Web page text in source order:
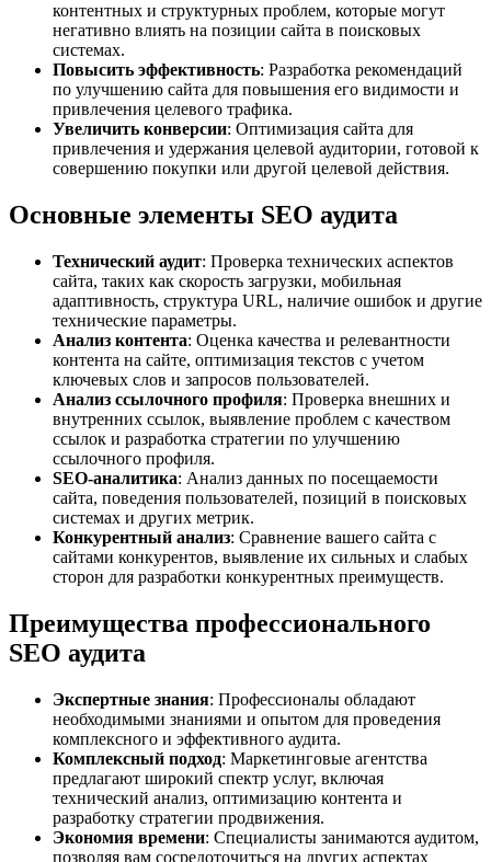
контентных и структурных проблем, которые могут
негативно влиять на позиции сайта в поисковых
системах.
Повысить эффективность: Разработка рекомендаций
по улучшению сайта для повышения его видимости и
привлечения целевого трафика.
Увеличить конверсии: Оптимизация сайта для
привлечения и удержания целевой аудитории, готовой к
совершению покупки или другой целевой действия.
Основные элементы SEO аудита
Технический аудит: Проверка технических аспектов
сайта, таких как скорость загрузки, мобильная
адаптивность, структура URL, наличие ошибок и другие
технические параметры.
Анализ контента: Оценка качества и релевантности
контента на сайте, оптимизация текстов с учетом
ключевых слов и запросов пользователей.
Анализ ссылочного профиля: Проверка внешних и
внутренних ссылок, выявление проблем с качеством
ссылок и разработка стратегии по улучшению
ссылочного профиля.
SEO-аналитика: Анализ данных по посещаемости
сайта, поведения пользователей, позиций в поисковых
системах и других метрик.
Конкурентный анализ: Сравнение вашего сайта с
сайтами конкурентов, выявление их сильных и слабых
сторон для разработки конкурентных преимуществ.
Преимущества профессионального
SEO аудита
Экспертные знания: Профессионалы обладают
необходимыми знаниями и опытом для проведения
комплексного и эффективного аудита.
Комплексный подход: Маркетинговые агентства
предлагают широкий спектр услуг, включая
технический анализ, оптимизацию контента и
разработку стратегии продвижения.
Экономия времени: Специалисты занимаются аудитом,
позволяя вам сосредоточиться на других аспектах